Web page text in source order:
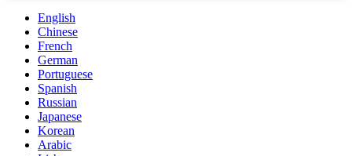
English
Chinese
French
German
Portuguese
Spanish
Russian
Japanese
Korean
Arabic